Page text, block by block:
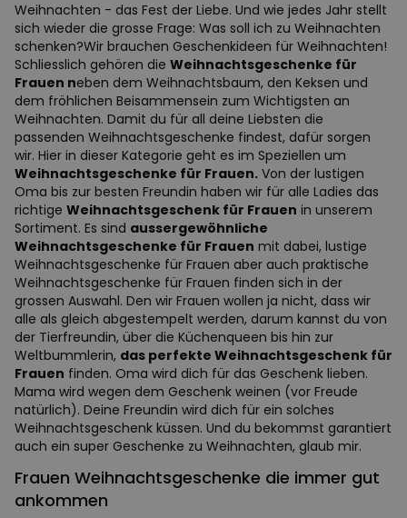
Weihnachten - das Fest der Liebe. Und wie jedes Jahr stellt
sich wieder die grosse Frage: Was soll ich zu Weihnachten
schenken?Wir brauchen Geschenkideen für Weihnachten!
Schliesslich gehören die Weihnachtsgeschenke für
Frauen neben dem Weihnachtsbaum, den Keksen und
dem fröhlichen Beisammensein zum Wichtigsten an
Weihnachten. Damit du für all deine Liebsten die
passenden Weihnachtsgeschenke findest, dafür sorgen
wir. Hier in dieser Kategorie geht es im Speziellen um
Weihnachtsgeschenke für Frauen. Von der lustigen
Oma bis zur besten Freundin haben wir für alle Ladies das
richtige Weihnachtsgeschenk für Frauen in unserem
Sortiment. Es sind aussergewöhnliche
Weihnachtsgeschenke für Frauen mit dabei, lustige
Weihnachtsgeschenke für Frauen aber auch praktische
Weihnachtsgeschenke für Frauen finden sich in der
grossen Auswahl. Den wir Frauen wollen ja nicht, dass wir
alle als gleich abgestempelt werden, darum kannst du von
der Tierfreundin, über die Küchenqueen bis hin zur
Weltbummlerin, das perfekte Weihnachtsgeschenk für
Frauen finden. Oma wird dich für das Geschenk lieben.
Mama wird wegen dem Geschenk weinen (vor Freude
natürlich). Deine Freundin wird dich für ein solches
Weihnachtsgeschenk küssen. Und du bekommst garantiert
auch ein super Geschenke zu Weihnachten, glaub mir.
Frauen Weihnachtsgeschenke die immer gut
ankommen